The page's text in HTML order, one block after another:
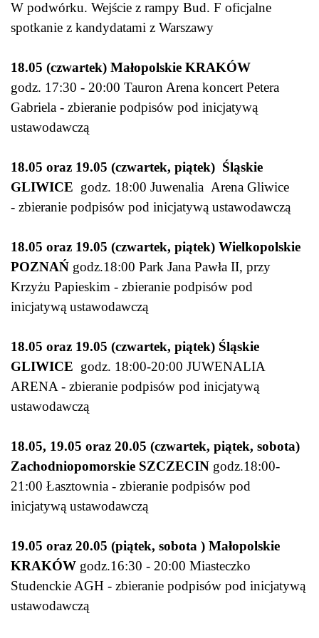
W podwórku. Wejście z rampy Bud. F oficjalne
spotkanie z kandydatami z Warszawy
18.05 (czwartek) Małopolskie KRAKÓW
godz. 17:30 - 20:00 Tauron Arena koncert Petera
Gabriela - zbieranie podpisów pod inicjatywą
ustawodawczą
18.05 oraz 19.05 (czwartek, piątek) Śląskie
GLIWICE godz. 18:00 Juwenalia Arena Gliwice
- zbieranie podpisów pod inicjatywą ustawodawczą
18.05 oraz 19.05 (czwartek, piątek) Wielkopolskie
POZNAŃ godz.18:00 Park Jana Pawła II, przy
Krzyżu Papieskim - zbieranie podpisów pod
inicjatywą ustawodawczą
18.05 oraz 19.05 (czwartek, piątek) Śląskie
GLIWICE godz. 18:00-20:00 JUWENALIA
ARENA - zbieranie podpisów pod inicjatywą
ustawodawczą
18.05, 19.05 oraz 20.05 (czwartek, piątek, sobota)
Zachodniopomorskie SZCZECIN godz.18:00-
21:00 Łasztownia - zbieranie podpisów pod
inicjatywą ustawodawczą
19.05 oraz 20.05 (piątek, sobota ) Małopolskie
KRAKÓW godz.16:30 - 20:00 Miasteczko
Studenckie AGH - zbieranie podpisów pod inicjatywą
ustawodawczą